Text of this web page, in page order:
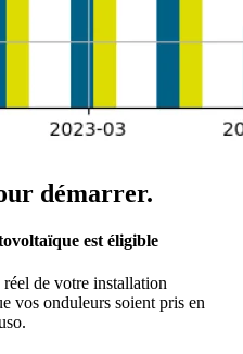
démarrer.
est éligible
de votre installation
vos onduleurs soient pris en